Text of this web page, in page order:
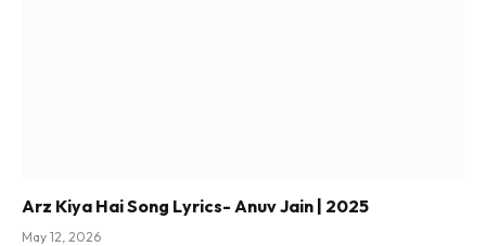
Arz Kiya Hai Song Lyrics- Anuv Jain | 2025
May 12, 2026